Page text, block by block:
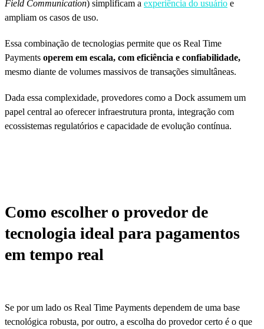
Field Communication) simplificam a experiência do usuário e
ampliam os casos de uso.
Essa combinação de tecnologias permite que os Real Time
Payments operem em escala, com eficiência e confiabilidade,
mesmo diante de volumes massivos de transações simultâneas.
Dada essa complexidade, provedores como a Dock assumem um
papel central ao oferecer infraestrutura pronta, integração com
ecossistemas regulatórios e capacidade de evolução contínua.
Como escolher o provedor de
tecnologia ideal para pagamentos
em tempo real
Se por um lado os Real Time Payments dependem de uma base
tecnológica robusta, por outro, a escolha do provedor certo é o que